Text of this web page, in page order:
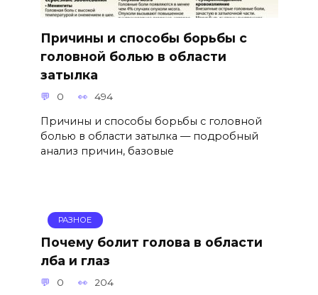
Причины и способы борьбы с
головной болью в области
затылка
0 494
Причины и способы борьбы с головной
болью в области затылка — подробный
анализ причин, базовые
РАЗНОЕ
Почему болит голова в области
лба и глаз
0 204